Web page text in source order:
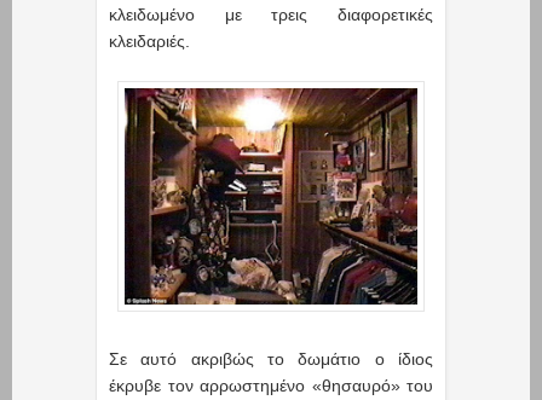
κλειδωμένο με τρεις διαφορετικές
κλειδαριές.
Σε αυτό ακριβώς το δωμάτιο ο ίδιος
έκρυβε τον αρρωστημένο «θησαυρό» του